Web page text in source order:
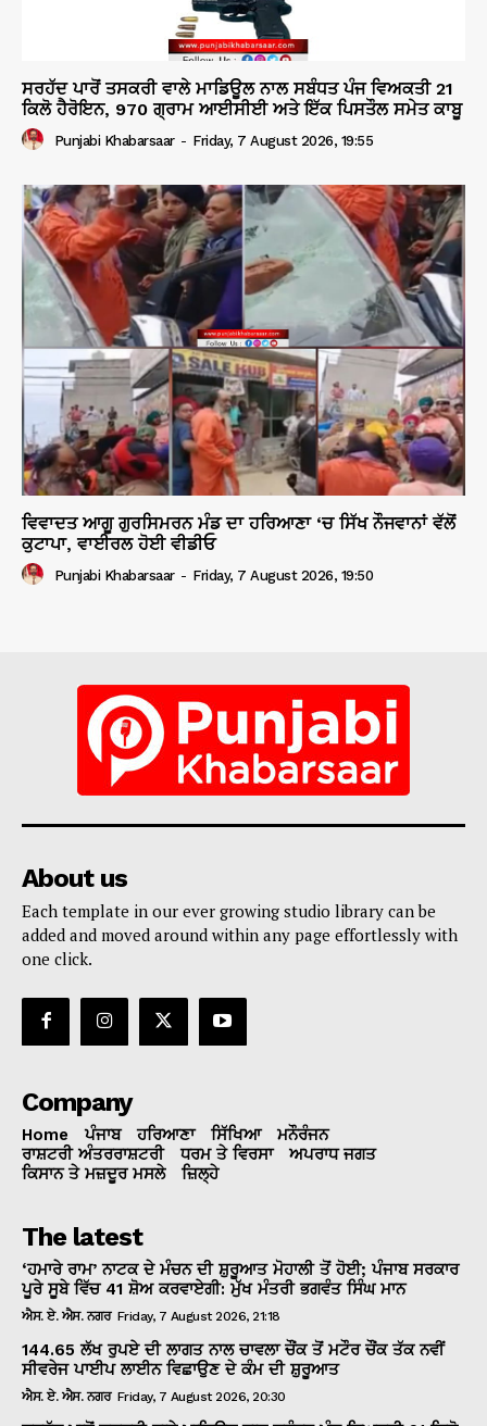
ਸਰਹੱਦ ਪਾਰੋਂ ਤਸਕਰੀ ਵਾਲੇ ਮਾਡਿਊਲ ਨਾਲ ਸਬੰਧਤ ਪੰਜ ਵਿਅਕਤੀ 21
ਕਿਲੋ ਹੈਰੋਇਨ, 970 ਗ੍ਰਾਮ ਆਈਸੀਈ ਅਤੇ ਇੱਕ ਪਿਸਤੌਲ ਸਮੇਤ ਕਾਬੂ
Punjabi Khabarsaar - Friday, 7 August 2026, 19:55
ਵਿਵਾਦਤ ਆਗੂ ਗੁਰਸਿਮਰਨ ਮੰਡ ਦਾ ਹਰਿਆਣਾ ‘ਚ ਸਿੱਖ ਨੌਜਵਾਨਾਂ ਵੱਲੋਂ
ਕੁਟਾਪਾ, ਵਾਈਰਲ ਹੋਈ ਵੀਡੀਓ
Punjabi Khabarsaar - Friday, 7 August 2026, 19:50
About us
Each template in our ever growing studio library can be
added and moved around within any page effortlessly with
one click.
Company
Home ਪੰਜਾਬ ਹਰਿਆਣਾ ਸਿੱਖਿਆ
ਮਨੌਰੰਜਨ
ਰਾਸ਼ਟਰੀ ਅੰਤਰਰਾਸ਼ਟਰੀ
ਧਰਮ ਤੇ ਵਿਰਸਾ
ਅਪਰਾਧ ਜਗਤ
ਕਿਸਾਨ ਤੇ ਮਜ਼ਦੂਰ ਮਸਲੇ
ਜ਼ਿਲ੍ਹੇ
The latest
‘ਹਮਾਰੇ ਰਾਮ’ ਨਾਟਕ ਦੇ ਮੰਚਨ ਦੀ ਸ਼ੁਰੂਆਤ ਮੋਹਾਲੀ ਤੋਂ ਹੋਈ; ਪੰਜਾਬ ਸਰਕਾਰ
ਪੂਰੇ ਸੂਬੇ ਵਿੱਚ 41 ਸ਼ੋਅ ਕਰਵਾਏਗੀ: ਮੁੱਖ ਮੰਤਰੀ ਭਗਵੰਤ ਸਿੰਘ ਮਾਨ
ਐਸ. ਏ. ਐਸ. ਨਗਰ Friday, 7 August 2026, 21:18
144.65 ਲੱਖ ਰੁਪਏ ਦੀ ਲਾਗਤ ਨਾਲ ਚਾਵਲਾ ਚੌਂਕ ਤੋਂ ਮਟੌਰ ਚੌਂਕ ਤੱਕ ਨਵੀਂ
ਸੀਵਰੇਜ ਪਾਈਪ ਲਾਈਨ ਵਿਛਾਉਣ ਦੇ ਕੰਮ ਦੀ ਸ਼ੁਰੂਆਤ
ਐਸ. ਏ. ਐਸ. ਨਗਰ Friday, 7 August 2026, 20:30